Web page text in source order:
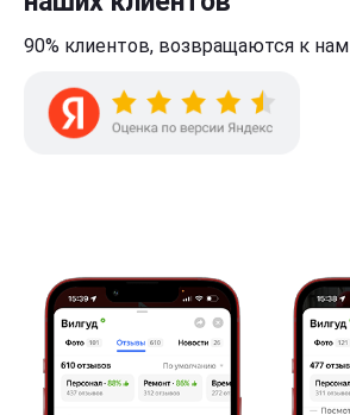
90% клиентов, возвращаются к нам